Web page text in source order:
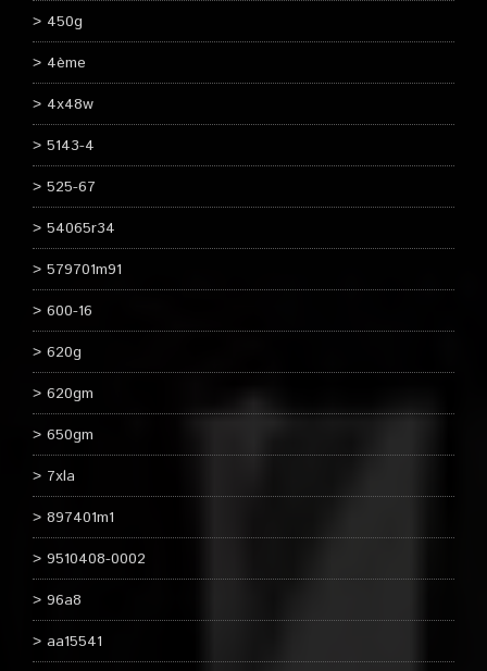
450g
4ème
4x48w
5143-4
525-67
54065r34
579701m91
600-16
620g
620gm
650gm
7xla
897401m1
9510408-0002
96a8
aa15541